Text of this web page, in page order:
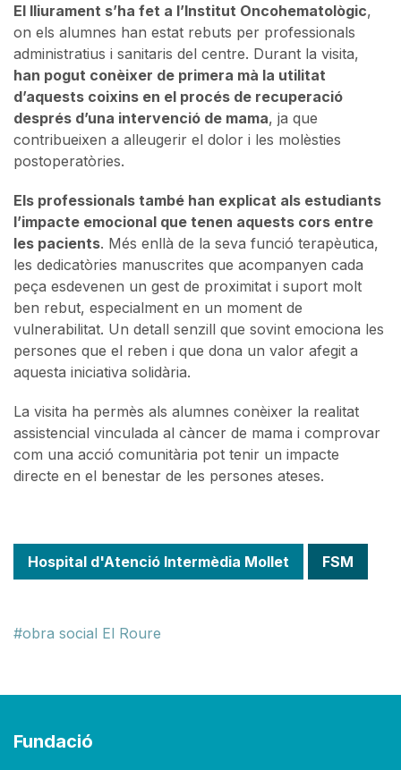
El lliurament s’ha fet a l’Institut Oncohematològic,
on els alumnes han estat rebuts per professionals
administratius i sanitaris del centre. Durant la visita,
han pogut conèixer de primera mà la utilitat
d’aquests coixins en el procés de recuperació
després d’una intervenció de mama, ja que
contribueixen a alleugerir el dolor i les molèsties
postoperatòries.
Els professionals també han explicat als estudiants
l’impacte emocional que tenen aquests cors entre
les pacients. Més enllà de la seva funció terapèutica,
les dedicatòries manuscrites que acompanyen cada
peça esdevenen un gest de proximitat i suport molt
ben rebut, especialment en un moment de
vulnerabilitat. Un detall senzill que sovint emociona les
persones que el reben i que dona un valor afegit a
aquesta iniciativa solidària.
La visita ha permès als alumnes conèixer la realitat
assistencial vinculada al càncer de mama i comprovar
com una acció comunitària pot tenir un impacte
directe en el benestar de les persones ateses.
Hospital d'Atenció Intermèdia Mollet FSM
obra social El Roure
Fundació